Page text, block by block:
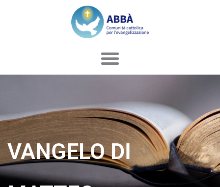
VANGELO DI